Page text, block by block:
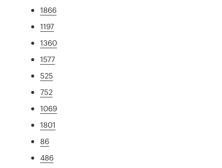
1866
1197
1360
1577
525
752
1069
1801
86
486